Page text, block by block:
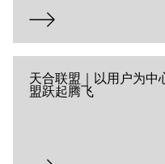
天合联盟｜以用户为中
盟跃起腾飞